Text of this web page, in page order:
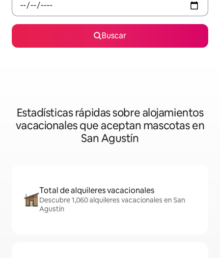
Buscar
Estadísticas rápidas sobre alojamientos
vacacionales que aceptan mascotas en
San Agustín
Total de alquileres vacacionales
Descubre 1,060 alquileres vacacionales en San
Agustín